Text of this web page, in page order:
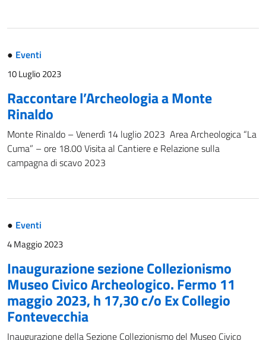
● Eventi
10 Luglio 2023
Raccontare l’Archeologia a Monte
Rinaldo
Monte Rinaldo – Venerdì 14 luglio 2023 Area Archeologica “La
Cuma” – ore 18.00 Visita al Cantiere e Relazione sulla
campagna di scavo 2023
● Eventi
4 Maggio 2023
Inaugurazione sezione Collezionismo
Museo Civico Archeologico. Fermo 11
maggio 2023, h 17,30 c/o Ex Collegio
Fontevecchia
Inaugurazione della Sezione Collezionismo del Museo Civico